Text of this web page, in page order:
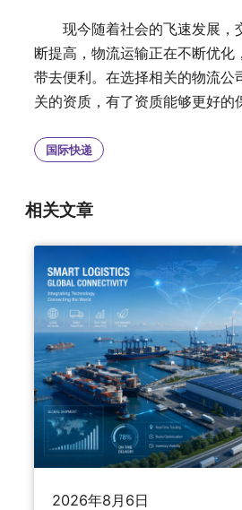
现今随着社会的飞速发展，
断提高，物流运输正在不断优化
带去便利。在选择相关的物流公
关的资质，有了资质能够更好的
国际快递
相关文章
2026年8月6日